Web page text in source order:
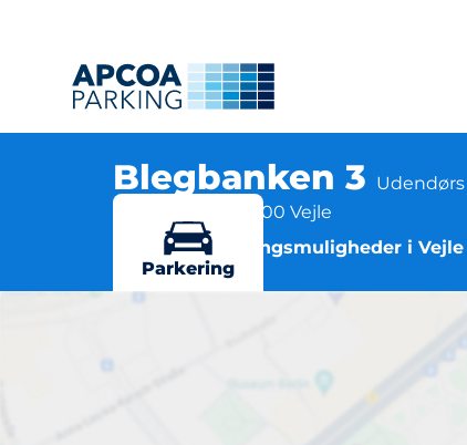
Blegbanken 3
Blegbanken 3, 7100 Vejle
Flere parkeringsmuligheder i Vejle
Parkering